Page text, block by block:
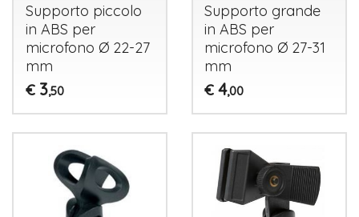
Supporto piccolo
in ABS per
microfono Ø 22-27
mm
€ 3,50
Supporto grande
inABS per
microfono Ø 27-31
mm
€ 4,00